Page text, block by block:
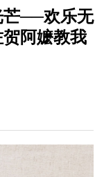
芒──欢乐无
阿嬷教我